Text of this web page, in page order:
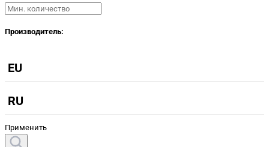
Производитель:
EU
RU
Применить